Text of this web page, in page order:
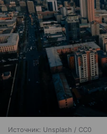
Источник: Unsplash / CC0